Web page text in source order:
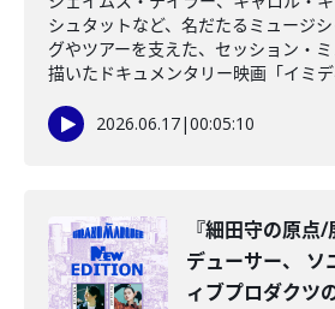
シュタットなど、名だたるミュージ
グやツアーを支えた、セッション・
描いたドキュメンタリー映画「イミ
2026.06.17|00:05:10
『細田守の原点
デューサー、 ソ
ィブプロダクツ